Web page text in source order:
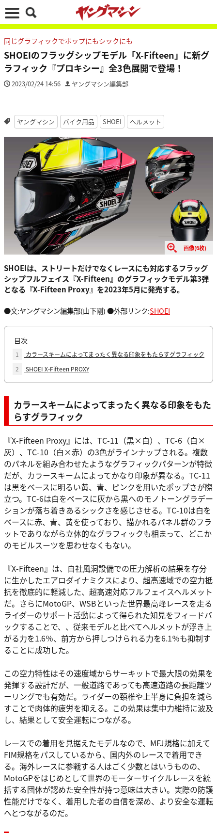
同じグラフィックでポップにもシックにも
SHOEIのフラッグシップモデル「X-Fifteen」に新グ
ラフィック『プロキシー』全3色展開で登場！
2023/02/24 14:56 ヤングマシン編集部
ヤングマシン バイク用品 SHOEI ヘルメット
画像(6枚)
SHOEIは、ストリートだけでなくレースにも対応するフラッグ
シップフルフェイス『X-Fifteen』のグラフィックモデル第3弾
となる『X-Fifteen Proxy』を2023年5月に発売する。
●文:ヤングマシン編集部(山下剛) ●外部リンク:SHOEI
目次
1
カラースキームによってまったく異なる印象をもたらすグラフィック
2
SHOEI X-Fifteen PROXY
カラースキームによってまったく異なる印象をもた
らすグラフィック
『X-Fifteen Proxy』には、TC-11（黒×白）、TC-6（白×
灰）、TC-10（白×赤）の3色がラインナップされる。複数
のパネルを組み合わせたようなグラフィックパターンが特徴
だが、カラースキームによってかなり印象が異なる。TC-11
は黒をベースに明るい黄、青、ピンクを用いたポップさが際
立つ。TC-6は白をベースに灰から黒へのモノトーングラデー
ションが落ち着きあるシックさを感じさせる。TC-10は白を
ベースに赤、青、黄を使っており、描かれるパネル群のフラ
ットでありながら立体的なグラフィックも相まって、どこか
のモビルスーツを思わせなくもない。
『X-Fifteen』は、自社風洞設備での圧力解析の結果を存分
に生かしたエアロダイナミクスにより、超高速域での空力抵
抗を徹底的に軽減した、超高速対応フルフェイスヘルメット
だ。さらにMotoGP、WSBといった世界最高峰レースを走る
ライダーのサポート活動によって得られた知見をフィードバ
ックすることで、、従来モデルと比べてヘルメットが浮き上
がる力を1.6％、前方から押しつけられる力を6.1％も抑制す
ることに成功した。
この空力特性はその速度域からサーキットで最大限の効果を
発揮する設計だが、一般道路であっても高速道路の長距離ツ
ーリングでも有効だ。ライダーの頚椎や上半身に負担を減ら
すことで肉体的疲労を抑える。この効果は集中力維持に波及
し、結果として安全運転につながる。
レースでの着用を見据えたモデルなので、MFJ規格に加えて
FIM規格をパスしているから、国内外のレースで着用でき
る。海外レースに参戦する人はごく少数とはいうものの、
MotoGPをはじめとして世界のモーターサイクルレースを統
括する団体が認めた安全性が持つ意味は大きい。実際の防護
性能だけでなく、着用した者の自信を深め、より安全な運転
へとつながるのだ。